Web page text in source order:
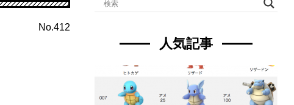
No.412
人気記事